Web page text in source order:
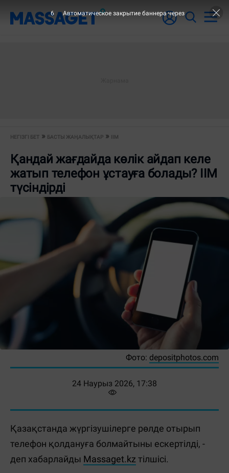
НЕГІЗГІ БЕТ БАСТЫ ЖАҢАЛЫҚТАР ІІМ
Қандай жағдайда көлік айдап келе
жатып телефон ұстауға болады? ІІМ
түсіндірді
Фото: depositphotos.com
24 Наурыз 2026, 17:38
Қазақстанда жүргізушілерге рөлде отырып
телефон қолдануға болмайтыны ескертілді, -
деп хабарлайды Massaget.kz тілшісі.
5 Автоматическое закрытие баннера через